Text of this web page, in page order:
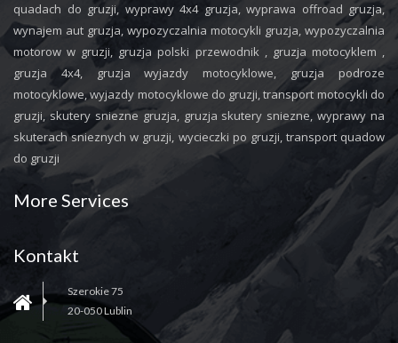
quadach do gruzji, wyprawy 4x4 gruzja, wyprawa offroad gruzja,
wynajem aut gruzja, wypozyczalnia motocykli gruzja, wypozyczalnia
motorow w gruzji, gruzja polski przewodnik , gruzja motocyklem ,
gruzja 4x4, gruzja wyjazdy motocyklowe, gruzja podroze
motocyklowe, wyjazdy motocyklowe do gruzji, transport motocykli do
gruzji, skutery sniezne gruzja, gruzja skutery sniezne, wyprawy na
skuterach snieznych w gruzji, wycieczki po gruzji, transport quadow
do gruzji
More Services
Kontakt
Szerokie 75
20-050 Lublin